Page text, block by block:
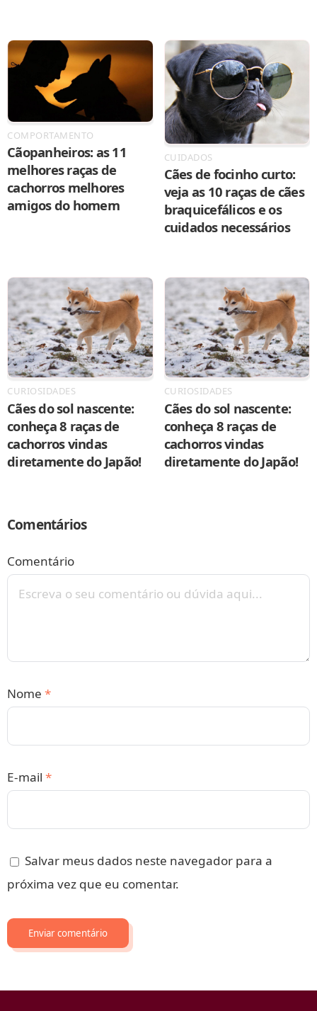
COMPORTAMENTO
Cãopanheiros: as 11
melhores raças de
cachorros melhores
amigos do homem
CUIDADOS
Cães de focinho curto:
veja as 10 raças de cães
braquicefálicos e os
cuidados necessários
CURIOSIDADES
Cães do sol nascente:
conheça 8 raças de
cachorros vindas
diretamente do Japão!
CURIOSIDADES
Cães do sol nascente:
conheça 8 raças de
cachorros vindas
diretamente do Japão!
Comentários
Comentário
Nome *
E-mail *
Salvar meus dados neste navegador para a
próxima vez que eu comentar.